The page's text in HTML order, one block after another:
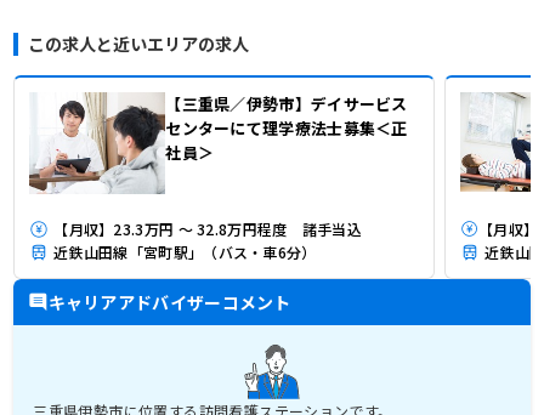
この求人と近いエリアの求人
【三重県／伊勢市】デイサービス
センターにて理学療法士募集＜正
社員＞
【月収】23.3万円 ～ 32.8万円程度 諸手当込
近鉄山田線「宮町駅」（バス・車6分）
近鉄山
キャリアアドバイザーコメント
三重県伊勢市に位置する訪問看護ステーションです。